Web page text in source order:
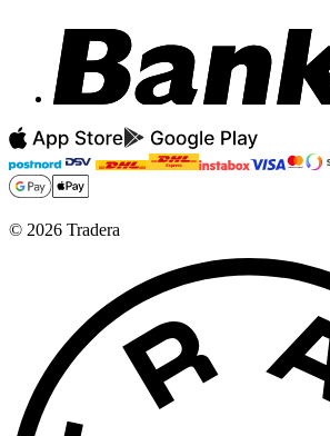
© 2026 Tradera